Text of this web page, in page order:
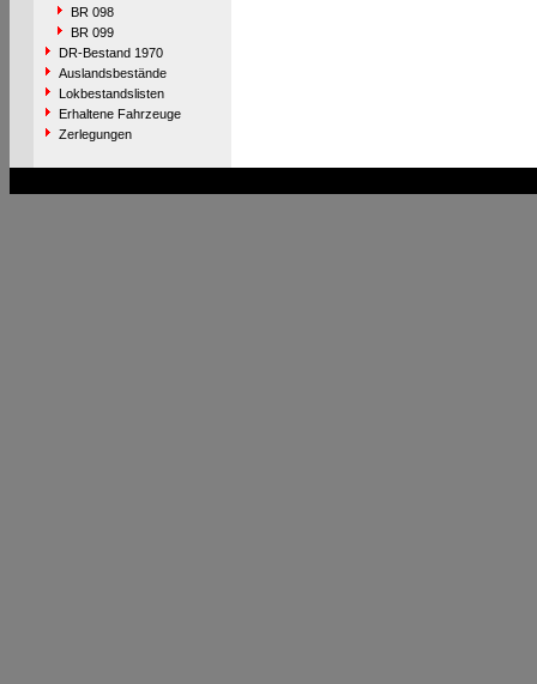
BR 098
BR 099
DR-Bestand 1970
Auslandsbestände
Lokbestandslisten
Erhaltene Fahrzeuge
Zerlegungen